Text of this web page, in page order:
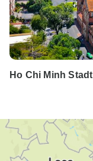
Ho Chi Minh Stadt